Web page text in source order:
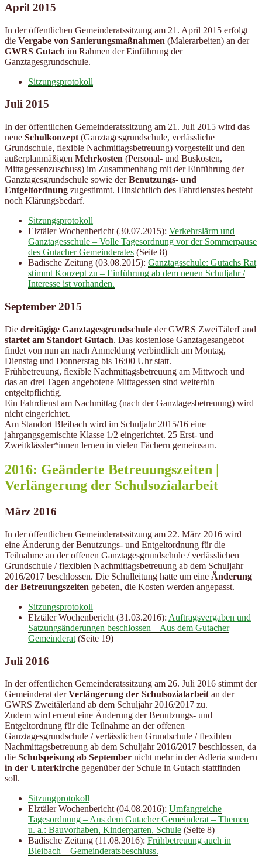
April 2015
In der öffentlichen Gemeinderatssitzung am 21. April 2015 erfolgt
die Vergabe von Sanierungsmaßnahmen (Malerarbeiten) an der
GWRS Gutach im Rahmen der Einführung der
Ganztagesgrundschule.
Sitzungsprotokoll
Juli 2015
In der öffentlichen Gemeinderatssitzung am 21. Juli 2015 wird das
neue Schulkonzept (Ganztagesgrundschule, verlässliche
Grundschule, flexible Nachmittagsbetreuung) vorgestellt und den
außerplanmäßigen Mehrkosten (Personal- und Buskosten,
Mittagessenzuschuss) im Zusammenhang mit der Einführung der
Ganztagesgrundschule sowie derBenutzungs- und
Entgeltordnung zugestimmt. Hinsichtlich des Fahrdienstes besteht
noch Klärungsbedarf.
Sitzungsprotokoll
Elztäler Wochenbericht (30.07.2015): Verkehrslärm und
Ganztagesschule – Volle Tagesordnung vor der Sommerpause
des Gutacher Gemeinderates (Seite 8)
Badische Zeitung (03.08.2015): Ganztagsschule: Gutachs Rat
stimmt Konzept zu – Einführung ab dem neuen Schuljahr /
Interesse ist vorhanden.
September 2015
Die dreitägige Ganztagesgrundschule der GWRS ZweiTälerLand
startet am Standort Gutach. Das kostenlose Ganztagesangebot
findet von nun an nach Anmeldung verbindlich am Montag,
Dienstag und Donnerstag bis 16:00 Uhr statt.
Frühbetreuung, flexible Nachmittagsbetreuung am Mittwoch und
das an drei Tagen angebotene Mittagessen sind weiterhin
entgeltpflichtig.
Ein Fahrdienst am Nachmittag (nach der Ganztagesbetreuung) wird
nicht eingerichtet.
Am Standort Bleibach wird im Schuljahr 2015/16 eine
jahrgangsgemischte Klasse 1/2 eingerichtet. 25 Erst- und
Zweitklässler*innen lernen in vielen Fächern gemeinsam.
2016: Geänderte Betreuungszeiten |
Verlängerung der Schulsozialarbeit
März 2016
In der öffentlichen Gemeinderatssitzung am 22. März 2016 wird
eine Änderung der Benutzungs- und Entgeltordnung für die
Teilnahme an der offenen Ganztagesgrundschule / verlässlichen
Grundschule / flexiblen Nachmittagsbetreuung ab dem Schuljahr
2016/2017 beschlossen. Die Schulleitung hatte um eine Änderung
der Betreuungszeiten gebeten, die Kosten werden angepasst.
Sitzungsprotokoll
Elztäler Wochenbericht (31.03.2016): Auftragsvergaben und
Satzungsänderungen beschlossen – Aus dem Gutacher
Gemeinderat (Seite 19)
Juli 2016
In der öffentlichen Gemeinderatssitzung am 26. Juli 2016 stimmt der
Gemeinderat derVerlängerung der Schulsozialarbeitan der
GWRS Zweitälerland ab dem Schuljahr 2016/2017 zu.
Zudem wird erneut eine Änderung der Benutzungs- und
Entgeltordnung für die Teilnahme an der offenen
Ganztagesgrundschule / verlässlichen Grundschule / flexiblen
Nachmittagsbetreuung ab dem Schuljahr 2016/2017 beschlossen, da
die Schulspeisung ab September nicht mehr in der Adleria sondern
in der Unterkirche gegenüber der Schule in Gutach stattfinden
soll.
Sitzungprotokoll
Elztäler Wochenbericht (04.08.2016): Umfangreiche
Tagesordnung – Aus dem Gutacher Gemeinderat – Themen
u. a.: Bauvorhaben, Kindergarten, Schule (Seite 8)
Badische Zeitung (11.08.2016): Frühbetreuung auch in
Bleibach – Gemeinderatsbeschluss.